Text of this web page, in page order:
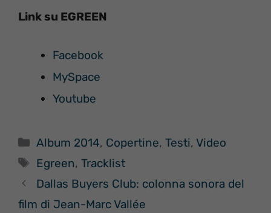
Link su EGREEN
Facebook
MySpace
Youtube
Categorie
Album 2014, Copertine,Testi,Video
Tag
Egreen,Tracklist
Dallas Buyers Club: colonna sonora del
film di Jean-Marc Vallée